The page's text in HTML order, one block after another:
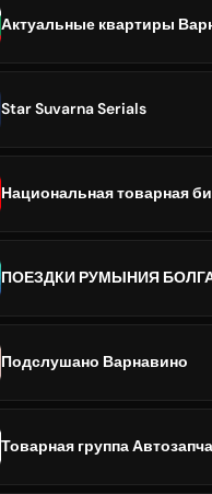
Актуальные квартиры
Star Suvarna Serials
Национальная товарная
Подслушано Варнавино
Товарная группа